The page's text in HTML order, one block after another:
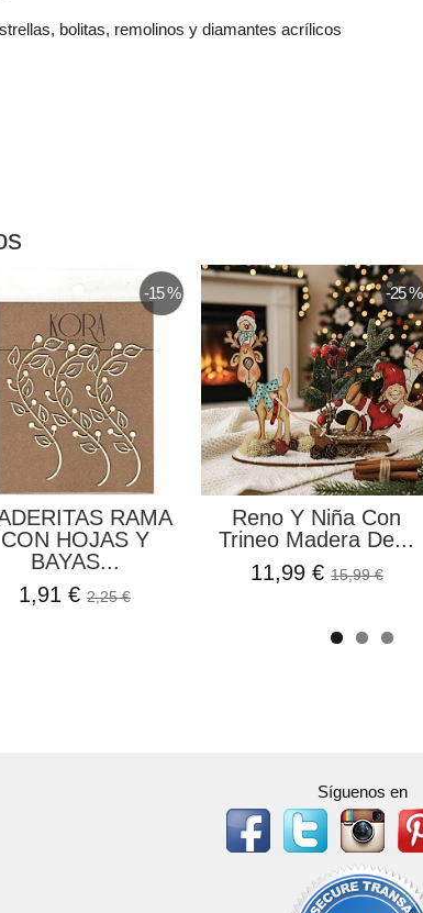
bolitas, remolinos y diamantes acrílicos
-15 %
RAMA
CON HOJAS Y
BAYAS...
1,91 €2,25 €
-25 %
Reno Y Niña Con
Trineo Madera De...
11,99 € 15,99 €
Síguenos en